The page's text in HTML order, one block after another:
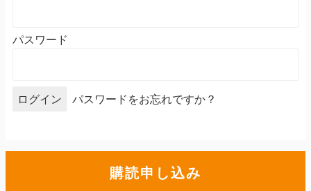
パスワード
パスワードをお忘れですか？
購読申し込み